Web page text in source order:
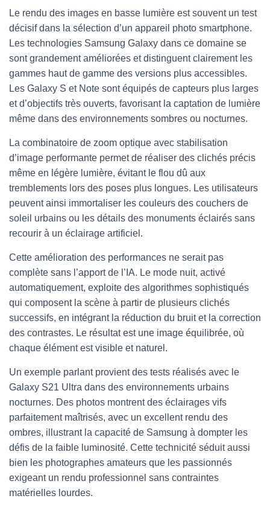
Le rendu des images en basse lumière est souvent un test
décisif dans la sélection d’un appareil photo smartphone.
Les technologies Samsung Galaxy dans ce domaine se
sont grandement améliorées et distinguent clairement les
gammes haut de gamme des versions plus accessibles.
Les Galaxy S et Note sont équipés de capteurs plus larges
et d’objectifs très ouverts, favorisant la captation de lumière
même dans des environnements sombres ou nocturnes.
La combinatoire de zoom optique avec stabilisation
d’image performante permet de réaliser des clichés précis
même en légère lumière, évitant le flou dû aux
tremblements lors des poses plus longues. Les utilisateurs
peuvent ainsi immortaliser les couleurs des couchers de
soleil urbains ou les détails des monuments éclairés sans
recourir à un éclairage artificiel.
Cette amélioration des performances ne serait pas
complète sans l’apport de l’IA. Le mode nuit, activé
automatiquement, exploite des algorithmes sophistiqués
qui composent la scène à partir de plusieurs clichés
successifs, en intégrant la réduction du bruit et la correction
des contrastes. Le résultat est une image équilibrée, où
chaque élément est visible et naturel.
Un exemple parlant provient des tests réalisés avec le
Galaxy S21 Ultra dans des environnements urbains
nocturnes. Des photos montrent des éclairages vifs
parfaitement maîtrisés, avec un excellent rendu des
ombres, illustrant la capacité de Samsung à dompter les
défis de la faible luminosité. Cette technicité séduit aussi
bien les photographes amateurs que les passionnés
exigeant un rendu professionnel sans contraintes
matérielles lourdes.